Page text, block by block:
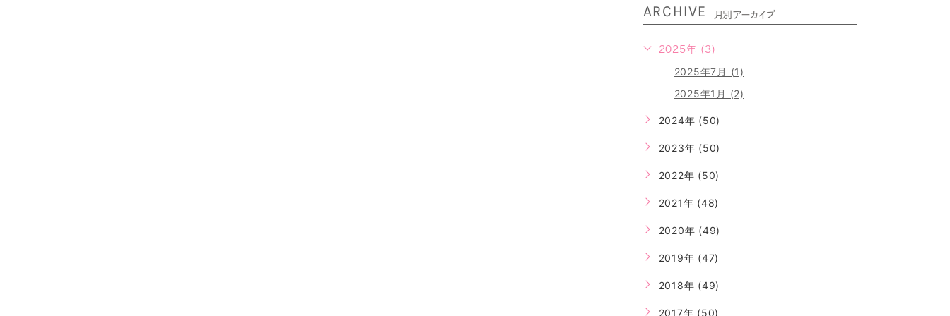
ARCHIVE 月別アーカイブ
2025年 (3)
2025年7月 (1)
2025年1月 (2)
2024年 (50)
2023年 (50)
2022年 (50)
2021年 (48)
2020年 (49)
2019年 (47)
2018年 (49)
2017年 (50)